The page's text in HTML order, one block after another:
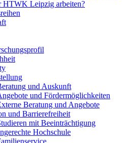
HTWK Leipzig arbeiten?
und Auskunft
und Fördermöglichkeiten
Beratung und Angebote
und Barrierefreiheit
mit Beeinträchtigung
Hochschule